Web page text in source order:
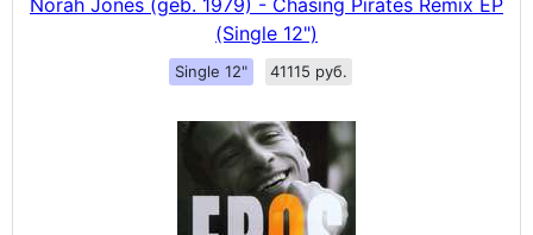
(Single 12")
Single 12" 41115 руб.